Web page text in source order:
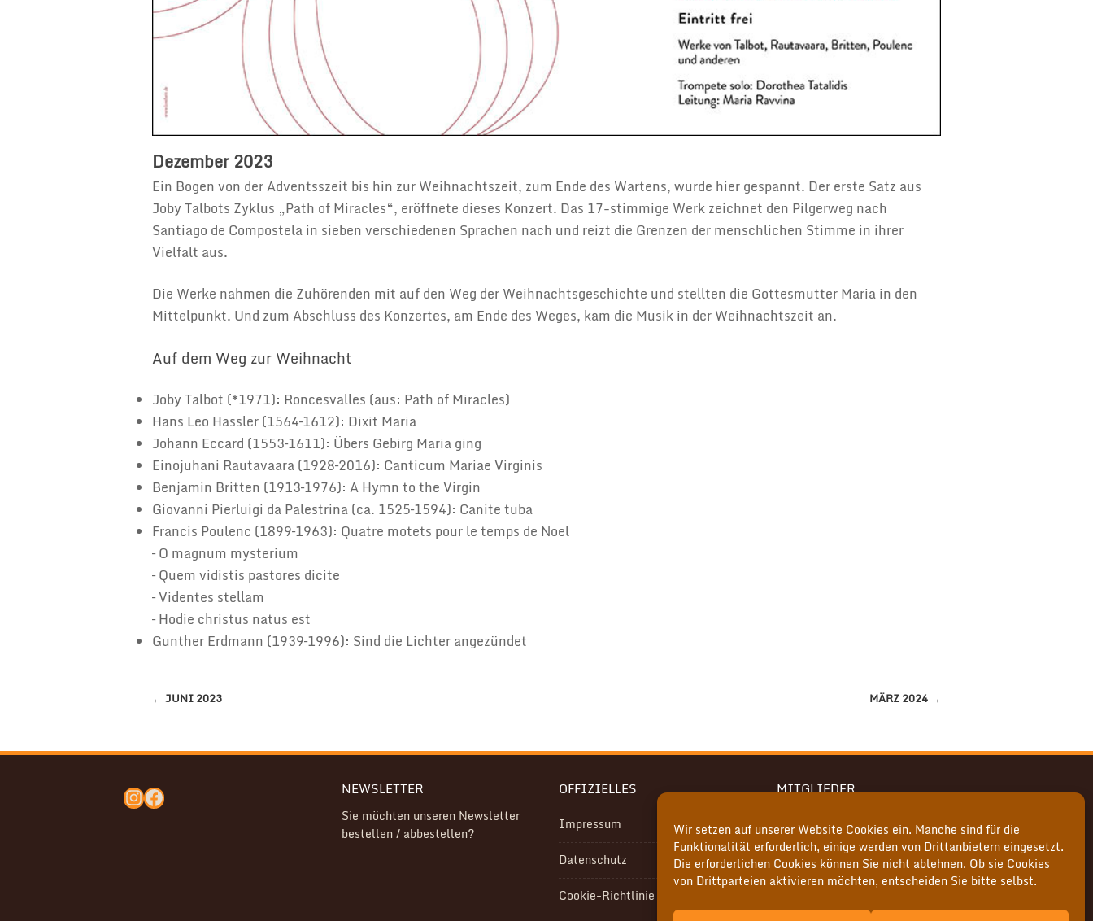
Wir setzen auf unserer Website Cookies ein. Manche sind für die
Funktionalität erforderlich, einige werden von Drittanbietern eingesetzt.
Die erforderlichen Cookies können Sie nicht ablehnen. Ob sie Cookies
von Drittparteien aktivieren möchten, entscheiden Sie bitte selbst.
Dezember 2023
Ein Bogen von der Adventsszeit bis hin zur Weihnachtszeit, zum Ende des Wartens, wurde hier gespannt. Der erste Satz aus
Joby Talbots Zyklus „Path of Miracles“, eröffnete dieses Konzert. Das 17-stimmige Werk zeichnet den Pilgerweg nach
Santiago de Compostela in sieben verschiedenen Sprachen nach und reizt die Grenzen der menschlichen Stimme in ihrer
Vielfalt aus.
Die Werke nahmen die Zuhörenden mit auf den Weg der Weihnachtsgeschichte und stellten die Gottesmutter Maria in den
Mittelpunkt. Und zum Abschluss des Konzertes, am Ende des Weges, kam die Musik in der Weihnachtszeit an.
Auf dem Weg zur Weihnacht
Joby Talbot (*1971): Roncesvalles (aus: Path of Miracles)
Hans Leo Hassler (1564–1612): Dixit Maria
Johann Eccard (1553–1611): Übers Gebirg Maria ging
Einojuhani Rautavaara (1928–2016): Canticum Mariae Virginis
Benjamin Britten (1913–1976): A Hymn to the Virgin
Giovanni Pierluigi da Palestrina (ca. 1525–1594): Canite tuba
Francis Poulenc (1899–1963): Quatre motets pour le temps de Noel
– O magnum mysterium
– Quem vidistis pastores dicite
– Videntes stellam
– Hodie christus natus est
Gunther Erdmann (1939–1996): Sind die Lichter angezündet
BEITRAGSNAVIGATION
← JUNI 2023 MÄRZ 2024 →
Instagram
Facebook NEWSLETTER
Sie möchten unseren Newsletter
bestellen / abbestellen?
OFFIZIELLES
Impressum
Datenschutz
Cookie-Richtlinie (EU)
MITGLIEDER